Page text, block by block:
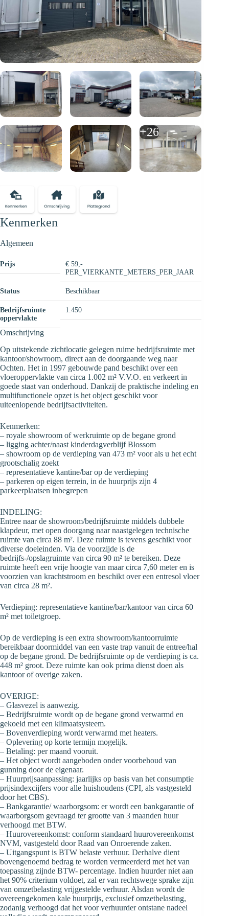
+26
Kenmerken
Algemeen
Prijs
€ 59,-
PER_VIERKANTE_METERS_PER_JAAR
Status Beschikbaar
Bedrijfsruimte
oppervlakte
1.450
Omschrijving
Op uitstekende zichtlocatie gelegen ruime bedrijfsruimte met
kantoor/showroom, direct aan de doorgaande weg naar
Ochten. Het in 1997 gebouwde pand beschikt over een
vloeroppervlakte van circa 1.002 m² V.V.O. en verkeert in
goede staat van onderhoud. Dankzij de praktische indeling en
multifunctionele opzet is het object geschikt voor
uiteenlopende bedrijfsactiviteiten.
Kenmerken:
– royale showroom of werkruimte op de begane grond
– ligging achter/naast kinderdagverblijf Blossom
– showroom op de verdieping van 473 m² voor als u het echt
grootschalig zoekt
– representatieve kantine/bar op de verdieping
– parkeren op eigen terrein, in de huurprijs zijn 4
parkeerplaatsen inbegrepen
INDELING:
Entree naar de showroom/bedrijfsruimte middels dubbele
klapdeur, met open doorgang naar naastgelegen technische
ruimte van circa 88 m². Deze ruimte is tevens geschikt voor
diverse doeleinden. Via de voorzijde is de
bedrijfs-/opslagruimte van circa 90 m² te bereiken. Deze
ruimte heeft een vrije hoogte van maar circa 7,60 meter en is
voorzien van krachtstroom en beschikt over een entresol vloer
van circa 28 m².
Verdieping: representatieve kantine/bar/kantoor van circa 60
m² met toiletgroep.
Op de verdieping is een extra showroom/kantoorruimte
bereikbaar doormiddel van een vaste trap vanuit de entree/hal
op de begane grond. De bedrijfsruimte op de verdieping is ca.
448 m² groot. Deze ruimte kan ook prima dienst doen als
kantoor of overige zaken.
OVERIGE:
– Glasvezel is aanwezig.
– Bedrijfsruimte wordt op de begane grond verwarmd en
gekoeld met een klimaatsysteem.
– Bovenverdieping wordt verwarmd met heaters.
– Oplevering op korte termijn mogelijk.
– Betaling: per maand vooruit.
– Het object wordt aangeboden onder voorbehoud van
gunning door de eigenaar.
– Huurprijsaanpassing: jaarlijks op basis van het consumptie
prijsindexcijfers voor alle huishoudens (CPI, als vastgesteld
door het CBS).
– Bankgarantie/ waarborgsom: er wordt een bankgarantie of
waarborgsom gevraagd ter grootte van 3 maanden huur
verhoogd met BTW.
– Huurovereenkomst: conform standaard huurovereenkomst
NVM, vastgesteld door Raad van Onroerende zaken.
– Uitgangspunt is BTW belaste verhuur. Derhalve dient
bovengenoemd bedrag te worden vermeerderd met het van
toepassing zijnde BTW- percentage. Indien huurder niet aan
het 90% criterium voldoet, zal er van rechtswege sprake zijn
van omzetbelasting vrijgestelde verhuur. Alsdan wordt de
overeengekomen kale huurprijs, exclusief omzetbelasting,
zodanig verhoogd dat het voor verhuurder ontstane nadeel